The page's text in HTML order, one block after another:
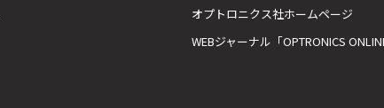
オプトロニクス社ホームページ
WEBジャーナル「OPTRONICS